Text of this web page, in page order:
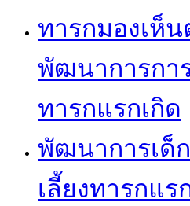
ทารกมองเห็
พัฒนาการกา
ทารกแรกเกิด
พัฒนาการเด็
เลี้ยงทารกแร